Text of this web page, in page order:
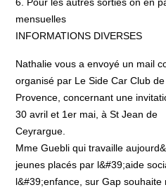
mensuelles
INFORMATIONS DIVERSES
Nathalie vous a envoyé un mail
organisé par Le Side Car Club de
Provence, concernant une
30 avril et 1er mai, à St Jean de
Ceyrargue.
Mme Guebli qui travaille
jeunes placés par l&#39;aide
l&#39;enfance, sur Gap